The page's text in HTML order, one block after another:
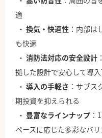
適
換気・快適性 ：内部は
も快適
消防法対応の安全設計
拠した設計で安心して導
導入の手軽さ ：サブス
期投資を抑えられる
豊富なラインナップ ：
ペースに応じた多彩なバ